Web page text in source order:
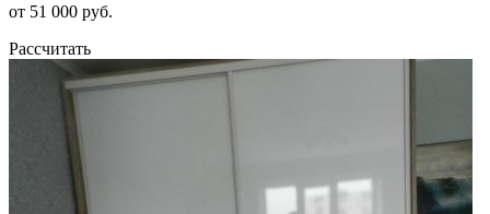
от 51 000 руб.
Рассчитать